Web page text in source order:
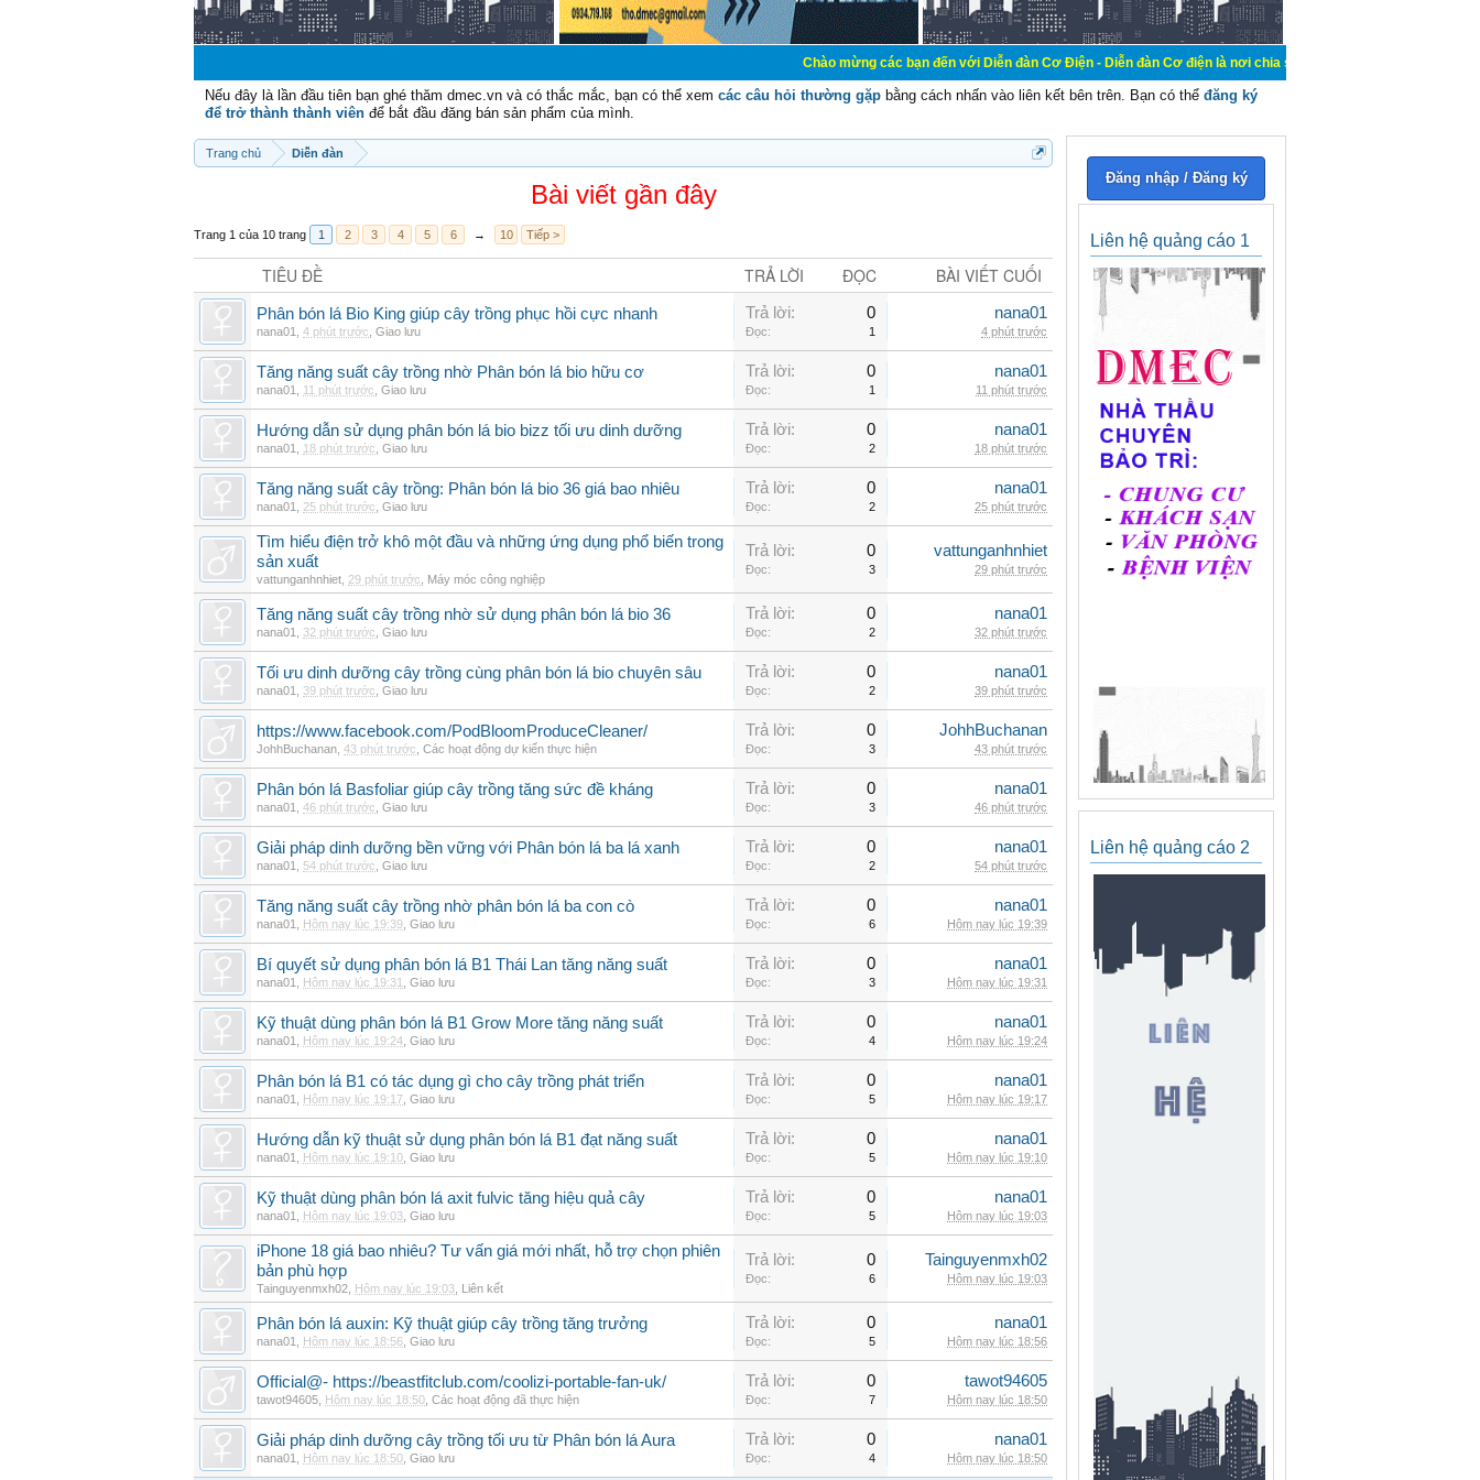
Chào mừng các bạn đến với Diễn đàn Cơ Điện - Diễn đàn Cơ điện là nơi chia sẽ kiến thức kinh nghiệm trong lãnh vực
Nếu đây là lần đầu tiên bạn ghé thăm dmec.vn và có thắc mắc, bạn có thể xem các câu hỏi thường gặp bằng cách nhấn vào liên kết bên trên. Bạn có thể đăng ký
để trở thành thành viên để bắt đầu đăng bán sản phẩm của mình.
Trang chủ Diễn đàn
Bài viết gần đây
Trang 1 của 10 trang 1 2 3 4 5 6 → 10 Tiếp >
TIÊU ĐỀ TRẢ LỜI ĐỌC BÀI VIẾT CUỐI
Phân bón lá Bio King giúp cây trồng phục hồi cực nhanh
nana01 4 phút trước Giao lưu
Trả lời: 0
Đọc: 1
nana01
4 phút trước
Tăng năng suất cây trồng nhờ Phân bón lá bio hữu cơ
nana01 11 phút trước Giao lưu
Trả lời: 0
Đọc: 1
nana01
11 phút trước
Hướng dẫn sử dụng phân bón lá bio bizz tối ưu dinh dưỡng
nana01 18 phút trước Giao lưu
Trả lời: 0
Đọc: 2
nana01
18 phút trước
Tăng năng suất cây trồng: Phân bón lá bio 36 giá bao nhiêu
nana01 25 phút trước Giao lưu
Trả lời: 0
Đọc: 2
nana01
25 phút trước
Tìm hiểu điện trở khô một đầu và những ứng dụng phổ biến trong
sản xuất
vattunganhnhiet 29 phút trước Máy móc công nghiệp
Trả lời: 0
Đọc: 3
vattunganhnhiet
29 phút trước
Tăng năng suất cây trồng nhờ sử dụng phân bón lá bio 36
nana01 32 phút trước Giao lưu
Trả lời: 0
Đọc: 2
nana01
32 phút trước
Tối ưu dinh dưỡng cây trồng cùng phân bón lá bio chuyên sâu
nana01 39 phút trước Giao lưu
Trả lời: 0
Đọc: 2
nana01
39 phút trước
https://www.facebook.com/PodBloomProduceCleaner/
JohhBuchanan 43 phút trước Các hoạt động dự kiến thực hiện
Trả lời: 0
Đọc: 3
JohhBuchanan
43 phút trước
Phân bón lá Basfoliar giúp cây trồng tăng sức đề kháng
nana01 46 phút trước Giao lưu
Trả lời: 0
Đọc: 3
nana01
46 phút trước
Giải pháp dinh dưỡng bền vững với Phân bón lá ba lá xanh
nana01 54 phút trước Giao lưu
Trả lời: 0
Đọc: 2
nana01
54 phút trước
Tăng năng suất cây trồng nhờ phân bón lá ba con cò
nana01 Hôm nay lúc 19:39 Giao lưu
Trả lời: 0
Đọc: 6
nana01
Hôm nay lúc 19:39
Bí quyết sử dụng phân bón lá B1 Thái Lan tăng năng suất
nana01 Hôm nay lúc 19:31 Giao lưu
Trả lời: 0
Đọc: 3
nana01
Hôm nay lúc 19:31
Kỹ thuật dùng phân bón lá B1 Grow More tăng năng suất
nana01 Hôm nay lúc 19:24 Giao lưu
Trả lời: 0
Đọc: 4
nana01
Hôm nay lúc 19:24
Phân bón lá B1 có tác dụng gì cho cây trồng phát triển
nana01 Hôm nay lúc 19:17 Giao lưu
Trả lời: 0
Đọc: 5
nana01
Hôm nay lúc 19:17
Hướng dẫn kỹ thuật sử dụng phân bón lá B1 đạt năng suất
nana01 Hôm nay lúc 19:10 Giao lưu
Trả lời: 0
Đọc: 5
nana01
Hôm nay lúc 19:10
Kỹ thuật dùng phân bón lá axit fulvic tăng hiệu quả cây
nana01 Hôm nay lúc 19:03 Giao lưu
Trả lời: 0
Đọc: 5
nana01
Hôm nay lúc 19:03
iPhone 18 giá bao nhiêu? Tư vấn giá mới nhất, hỗ trợ chọn phiên
bản phù hợp
Tainguyenmxh02 Hôm nay lúc 19:03 Liên kết
Trả lời: 0
Đọc: 6
Tainguyenmxh02
Hôm nay lúc 19:03
Phân bón lá auxin: Kỹ thuật giúp cây trồng tăng trưởng
nana01 Hôm nay lúc 18:56 Giao lưu
Trả lời: 0
Đọc: 5
nana01
Hôm nay lúc 18:56
Official@- https://beastfitclub.com/coolizi-portable-fan-uk/
tawot94605 Hôm nay lúc 18:50 Các hoạt động đã thực hiện
Trả lời: 0
Đọc: 7
tawot94605
Hôm nay lúc 18:50
Giải pháp dinh dưỡng cây trồng tối ưu từ Phân bón lá Aura
nana01 Hôm nay lúc 18:50 Giao lưu
Trả lời: 0
Đọc: 4
nana01
Hôm nay lúc 18:50
Đăng nhập / Đăng ký
Liên hệ quảng cáo 1
Liên hệ quảng cáo 2